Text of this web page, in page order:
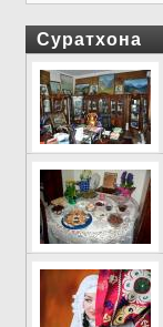
Суратхона